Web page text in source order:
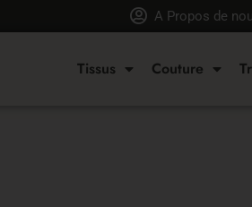
A Propos de
Tissus Couture